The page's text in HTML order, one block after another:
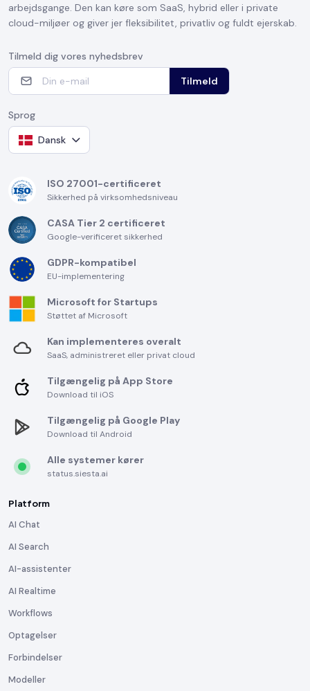
arbejdsgange. Den kan køre som SaaS, hybrid eller i private
cloud-miljøer og giver jer fleksibilitet, privatliv og fuldt ejerskab.
Tilmeld dig vores nyhedsbrev
Tilmeld
Sprog
Dansk
ISO 27001-certificeret
Sikkerhed på virksomhedsniveau
CASA Tier 2 certificeret
Google-verificeret sikkerhed
GDPR-kompatibel
EU-implementering
Microsoft for Startups
Støttet af Microsoft
Kan implementeres overalt
SaaS, administreret eller privat cloud
Tilgængelig på App Store
Download til iOS
Tilgængelig på Google Play
Download til Android
Alle systemer kører
status.siesta.ai
Platform
AI Chat
AI Search
AI-assistenter
AI Realtime
Workflows
Optagelser
Forbindelser
Modeller